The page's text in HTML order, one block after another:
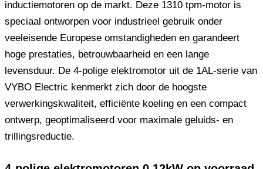
inductiemotoren op de markt. Deze 1310 tpm-motor is
speciaal ontworpen voor industrieel gebruik onder
veeleisende Europese omstandigheden en garandeert
hoge prestaties, betrouwbaarheid en een lange
levensduur. De 4-polige elektromotor uit de 1AL-serie van
VYBO Electric kenmerkt zich door de hoogste
verwerkingskwaliteit, efficiënte koeling en een compact
ontwerp, geoptimaliseerd voor maximale geluids- en
trillingsreductie.